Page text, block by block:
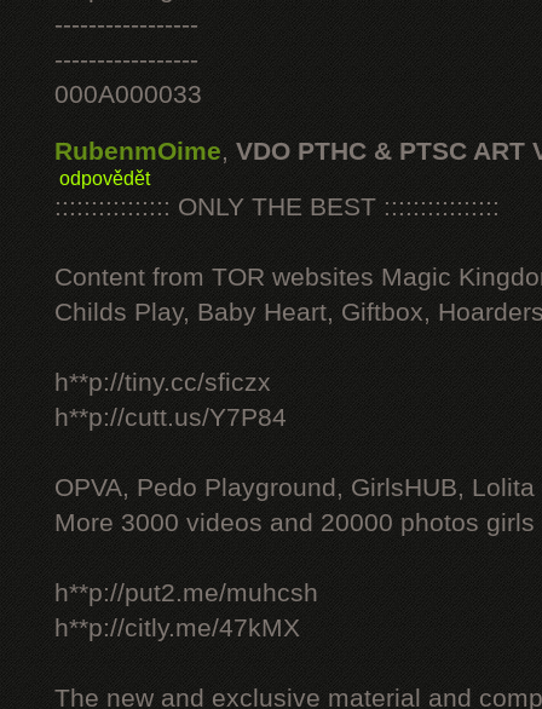
-----------------
-----------------
000A000033
RubenmOime, VDO PTHC & PTSC ART
odpovědět
:::::::::::::::: ONLY THE BEST ::::::::::::::::
Content from TOR websites Magic
Childs Play, Baby Heart, Giftbox,
h**p://tiny.cc/sficzx
h**p://cutt.us/Y7P84
OPVA, Pedo Playground, GirlsHUB, Lolita
More 3000 videos and 20000 photos
h**p://put2.me/muhcsh
h**p://citly.me/47kMX
The new and exclusive material and